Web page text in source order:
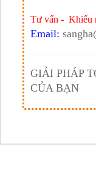
Tư vấn - Khiếu
Email:
GIẢI PHÁP
CỦA BẠN